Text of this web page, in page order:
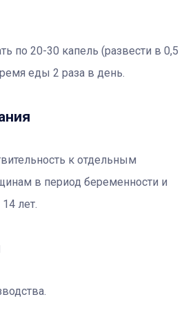
по 20-30 капель (развести в 0,5
еды 2 раза в день.
к отдельным
в период беременности и
лет.